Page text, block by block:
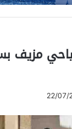
مزيف
22/07/